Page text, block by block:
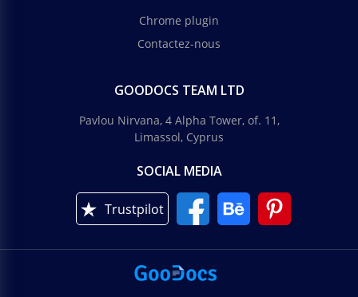
Chrome plugin
Contactez-nous
GOODOCS TEAM LTD
Pavlou Nirvana, 4 Alpha Tower, of. 11,
Limassol, Cyprus
SOCIAL MEDIA
Trustpilot